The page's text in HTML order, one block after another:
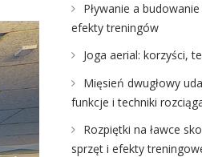
Pływanie a
efekty treningów
Joga aerial: korzyści,
Mięsień dwugłowy
funkcje i techniki
Rozpiętki na ławce
sprzęt i efekty